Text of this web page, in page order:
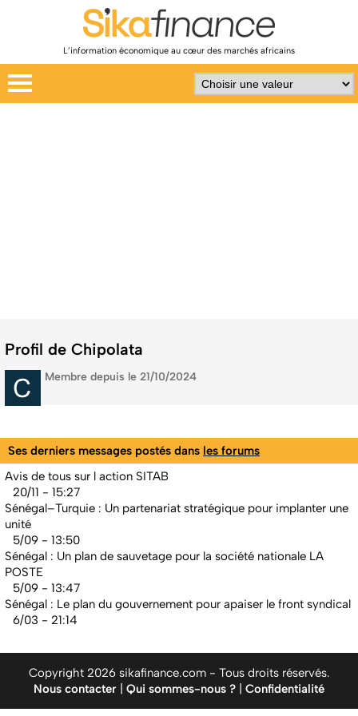
L’information économique au cœur des marchés africains
Profil de Chipolata
Membre depuis le 21/10/2024
Ses derniers messages postés dans les forums
Avis de tous sur l action SITAB
20/11 - 15:27
Sénégal–Turquie : Un partenariat stratégique pour implanter une
unité
5/09 - 13:50
Sénégal : Un plan de sauvetage pour la société nationale LA
POSTE
5/09 - 13:47
Sénégal : Le plan du gouvernement pour apaiser le front syndical
6/03 - 21:14
Copyright 2026 sikafinance.com - Tous droits réservés.
Nous contacter
Qui sommes-nous ? Confidentialité